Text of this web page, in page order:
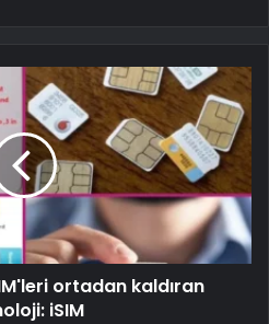
ortadan kaldıran
iSIM